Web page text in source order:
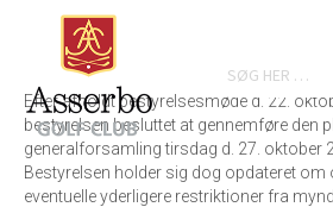
Search:
Efter afholdt bestyrelsesmøde d. 22.
bestyrelsen besluttet at gennemføre den
generalforsamling tirsdag d. 27. oktober
Bestyrelsen holder sig dog opdateret om
eventuelle yderligere restriktioner fra